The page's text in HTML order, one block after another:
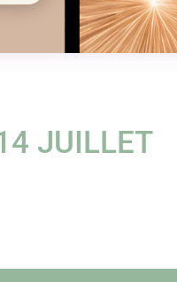
JUILLET